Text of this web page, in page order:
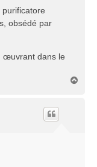
purificatore
obsédé par
œuvrant dans le